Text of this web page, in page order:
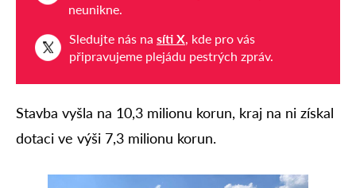
neunikne.
Sledujte nás na síti X, kde pro vás
připravujeme plejádu pestrých zpráv.
Stavba vyšla na 10,3 milionu korun, kraj na ni získal
dotaci ve výši 7,3 milionu korun.